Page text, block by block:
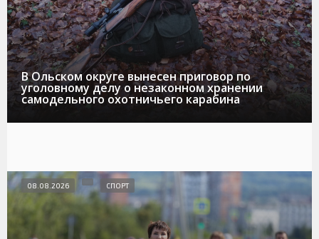
В Ольском округе вынесен приговор по
уголовному делу о незаконном хранении
самодельного охотничьего карабина
08.08.2026 СПОРТ